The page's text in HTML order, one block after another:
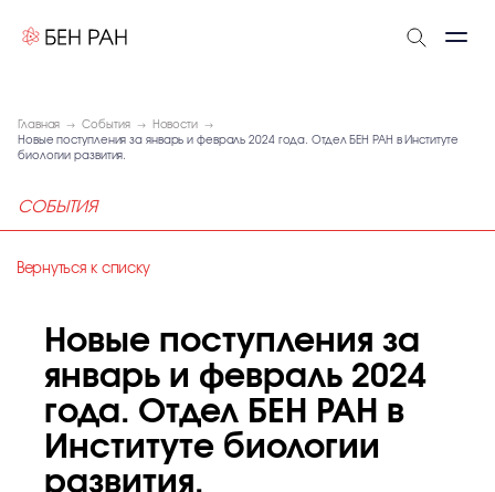
Главная События
Новости
Новые поступления за январь и февраль 2024 года. Отдел БЕН РАН в Институте
биологии развития.
СОБЫТИЯ
Вернуться к списку
Новые поступления за
январь и февраль 2024
года. Отдел БЕН РАН в
Институте биологии
развития.